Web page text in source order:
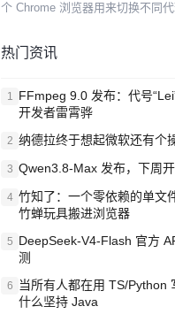
个 Chrome 浏览器用来切换不同代
SwitchySharp ...
热门资讯
1 FFmpeg 9.0 发布：代号
开发者雷霄骅
2 纳德拉终于想起微软还有个
3 Qwen3.8-Max 发布，下周
4 竹知了：一个零依赖的单文
竹蝉玩具搬进浏览器
5 DeepSeek-V4-Flash 官方
测
6 当所有人都在用 TS/Python
什么坚持 Java